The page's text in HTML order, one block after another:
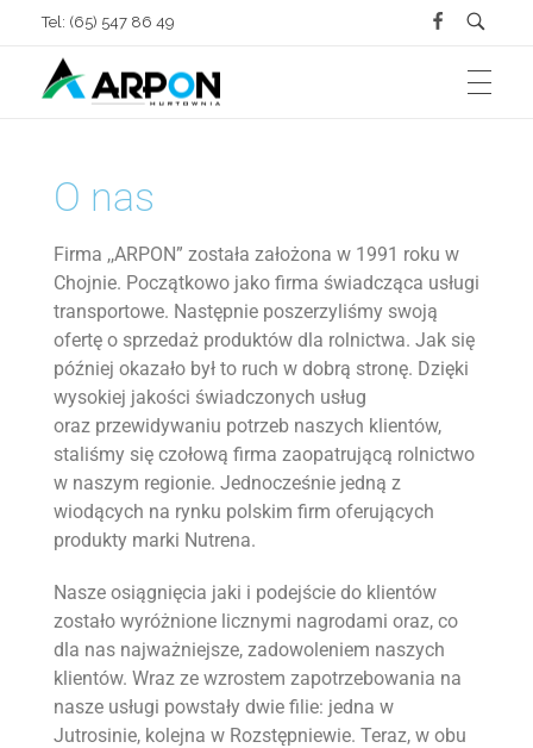
Tel: (65) 547 86 49
Dla bydła
Dla trzody
Dla drobiu
Dla gołębi
Dla koni
Ściany
Fundamenty
Strop
Sucha zabudowa
KOSTKA BRUKOWA
O FIRMIE
GALERIA
KONTAKT
O nas
Firma ,,ARPON” została założona w 1991 roku w
Chojnie. Początkowo jako firma świadcząca usługi
transportowe. Następnie poszerzyliśmy swoją
ofertę o sprzedaż produktów dla rolnictwa. Jak się
później okazało był to ruch w dobrą stronę. Dzięki
wysokiej jakości świadczonych usług
oraz przewidywaniu potrzeb naszych klientów,
staliśmy się czołową firma zaopatrującą rolnictwo
w naszym regionie. Jednocześnie jedną z
wiodących na rynku polskim firm oferujących
produkty marki Nutrena.
Nasze osiągnięcia jaki i podejście do klientów
zostało wyróżnione licznymi nagrodami oraz, co
dla nas najważniejsze, zadowoleniem naszych
klientów. Wraz ze wzrostem zapotrzebowania na
nasze usługi powstały dwie filie: jedna w
Jutrosinie, kolejna w Rozstępniewie. Teraz, w obu